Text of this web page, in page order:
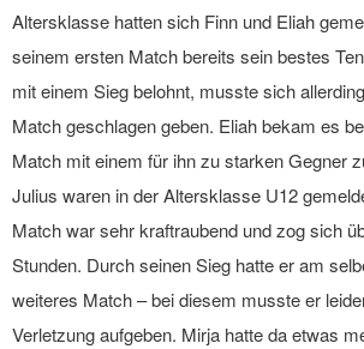
Altersklasse hatten sich Finn und Eliah
seinem ersten Match bereits sein bestes
mit einem Sieg belohnt, musste sich
Match geschlagen geben. Eliah bekam es
Match mit einem für ihn zu starken Gegner
Julius waren in der Altersklasse U12
Match war sehr kraftraubend und zog sich
Stunden. Durch seinen Sieg hatte er am
weiteres Match – bei diesem musste er
Verletzung aufgeben. Mirja hatte da etwas